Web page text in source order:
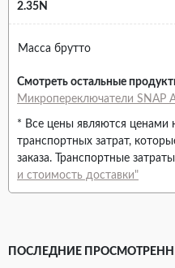
2.35N
Масса брутто
Смотреть остальные
Микропереключатели SNAP
* Все цены являются
транспортных затрат,
заказа. Транспортные
и стоимость доставки"
ПОСЛЕДНИЕ